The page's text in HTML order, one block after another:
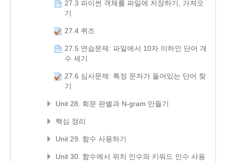
27.3 파이썬 객체를 파일에 저장하기, 가져오
기
27.4 퀴즈
27.5 연습문제: 파일에서 10자 이하인 단어 개
수 세기
27.6 심사문제: 특정 문자가 들어있는 단어 찾
기
Unit 28. 회문 판별과 N-gram 만들기
핵심 정리
Unit 29. 함수 사용하기
Unit 30. 함수에서 위치 인수와 키워드 인수 사용